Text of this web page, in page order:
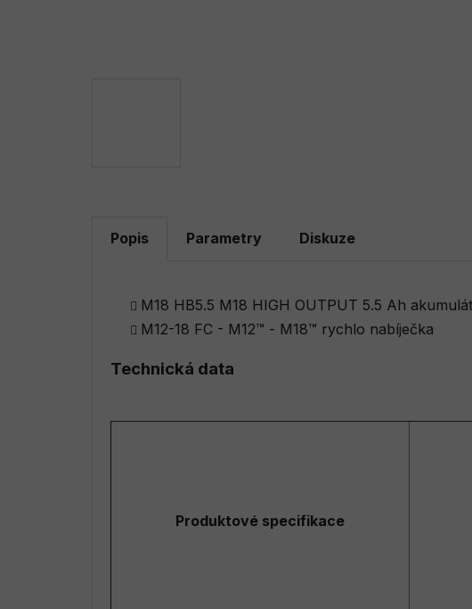
Popis Parametry Diskuze
M18 HB5.5 M18 HIGH OUTPUT 5.5 Ah
M12-18 FC - M12™ - M18™ rychlo nabíječka
Technická data
Produktové specifikace